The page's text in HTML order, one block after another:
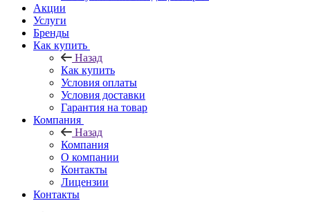
Акции
Услуги
Бренды
Как купить
Назад
Как купить
Условия оплаты
Условия доставки
Гарантия на товар
Компания
Назад
Компания
О компании
Контакты
Лицензии
Контакты